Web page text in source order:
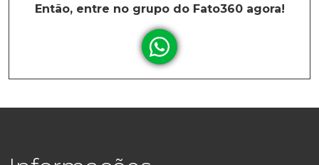
Então, entre no grupo do Fato360 agora!